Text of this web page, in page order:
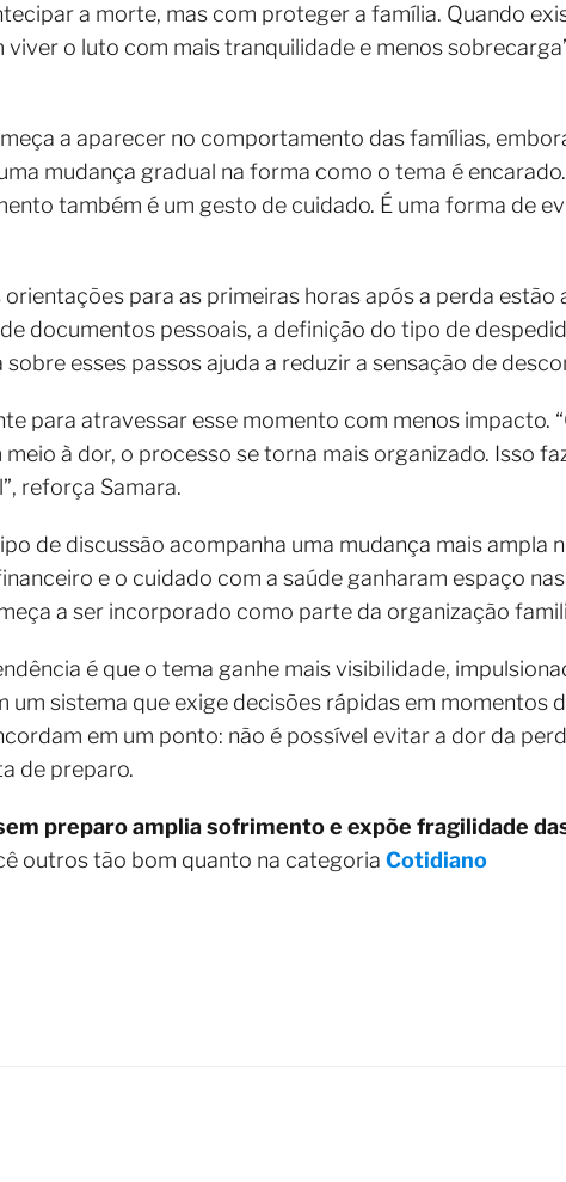
a morte, mas com proteger a família. Quando
viver o luto com mais tranquilidade e menos
a aparecer no comportamento das famílias,
mudança gradual na forma como o tema é
também é um gesto de cuidado. É uma forma de
para as primeiras horas após a perda estão
documentos pessoais, a definição do tipo de
esses passos ajuda a reduzir a sensação de
para atravessar esse momento com menos impacto.
à dor, o processo se torna mais organizado. Isso
reforça Samara.
de discussão acompanha uma mudança mais ampla
e o cuidado com a saúde ganharam espaço
a ser incorporado como parte da organização
é que o tema ganhe mais visibilidade,
um sistema que exige decisões rápidas em momentos
em um ponto: não é possível evitar a dor da
de preparo.
preparo amplia sofrimento e expõe fragilidade
outros tão bom quanto na categoria Cotidiano